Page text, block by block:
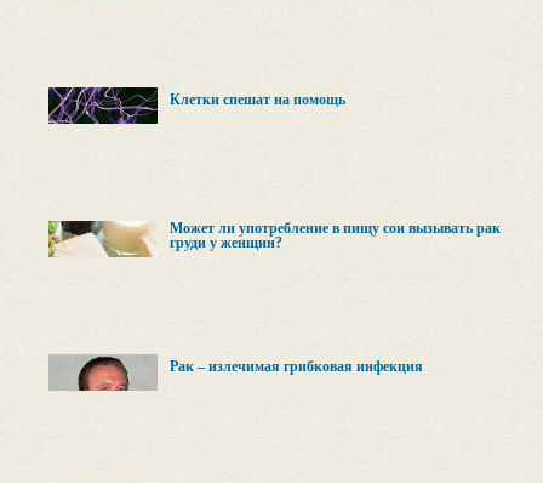
Клетки спешат на помощь
Может ли употребление в пищу сои вызывать рак
груди у женщин?
Рак – излечимая грибковая инфекция